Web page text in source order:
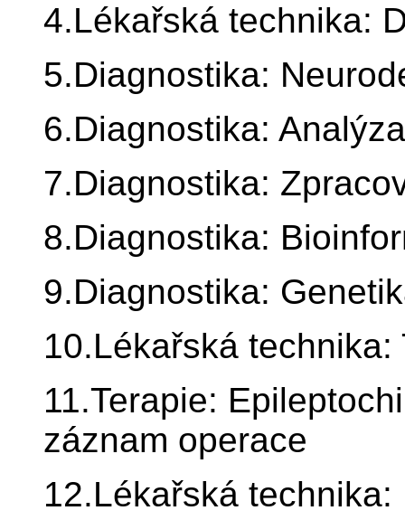
4.Lékařská technika:
5.Diagnostika:
6.Diagnostika:
7.Diagnostika:
8.Diagnostika:
9.Diagnostika:
10.Lékařská technika:
11.Terapie:
záznam operace
12.Lékařská